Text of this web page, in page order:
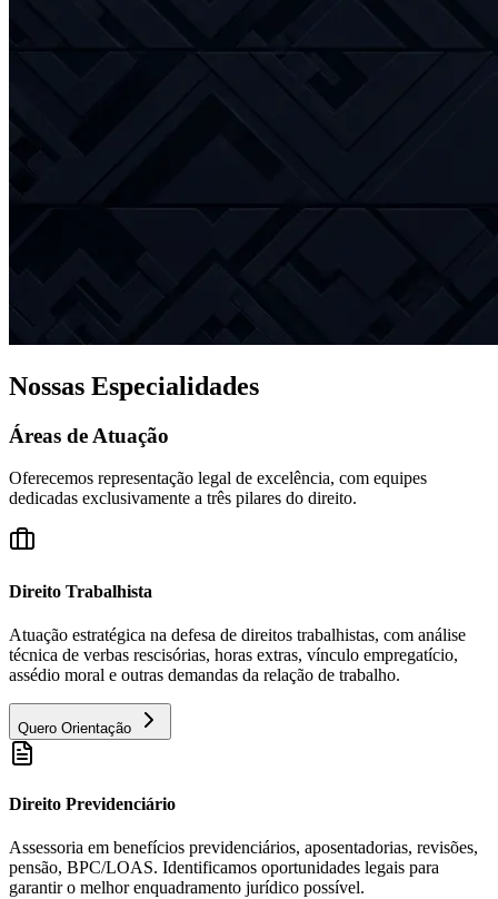
Nossas Especialidades
Áreas de Atuação
Oferecemos representação legal de excelência, com equipes
dedicadas exclusivamente a três pilares do direito.
Direito Trabalhista
Atuação estratégica na defesa de direitos trabalhistas, com análise
técnica de verbas rescisórias, horas extras, vínculo empregatício,
assédio moral e outras demandas da relação de trabalho.
Quero Orientação
Direito Previdenciário
Assessoria em benefícios previdenciários, aposentadorias, revisões,
pensão, BPC/LOAS. Identificamos oportunidades legais para
garantir o melhor enquadramento jurídico possível.